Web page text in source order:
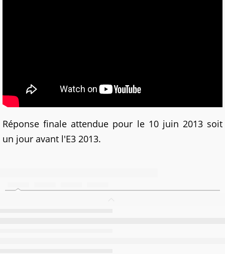
Réponse finale attendue pour le 10 juin 2013 soit
un jour avant l'E3 2013.